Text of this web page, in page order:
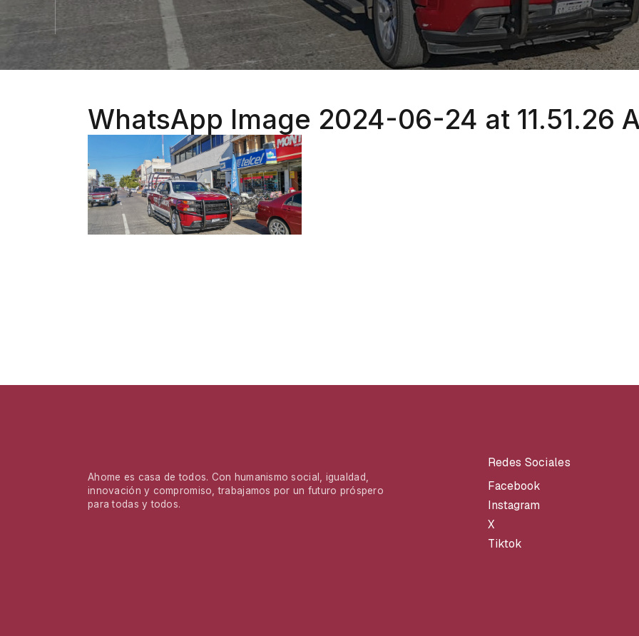
WhatsApp Image 2024-06-24 at 11.51.26
Ahome es casa de todos. Con humanismo social, igualdad,
innovación y compromiso, trabajamos por un futuro próspero
para todas y todos.
Redes Sociales
Facebook
Instagram
X
Tiktok